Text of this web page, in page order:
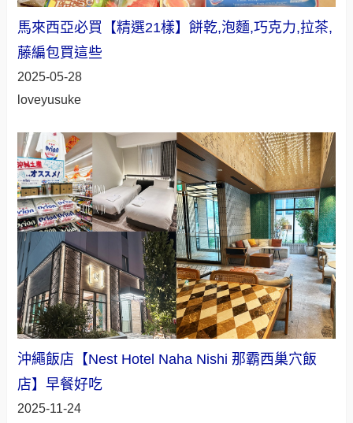
馬來西亞必買【精選21樣】餅乾,泡麵,巧克力,拉茶,
藤編包買這些
2025-05-28
loveyusuke
沖繩飯店【Nest Hotel Naha Nishi 那霸西巢穴飯
店】早餐好吃
2025-11-24